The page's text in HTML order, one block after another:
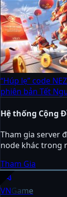
“Húp lẹ” code
phiên bản Tết
Hệ thống Cộng
Tham gia server
node khác trong
Tham Gia
sports_esports
VNGame